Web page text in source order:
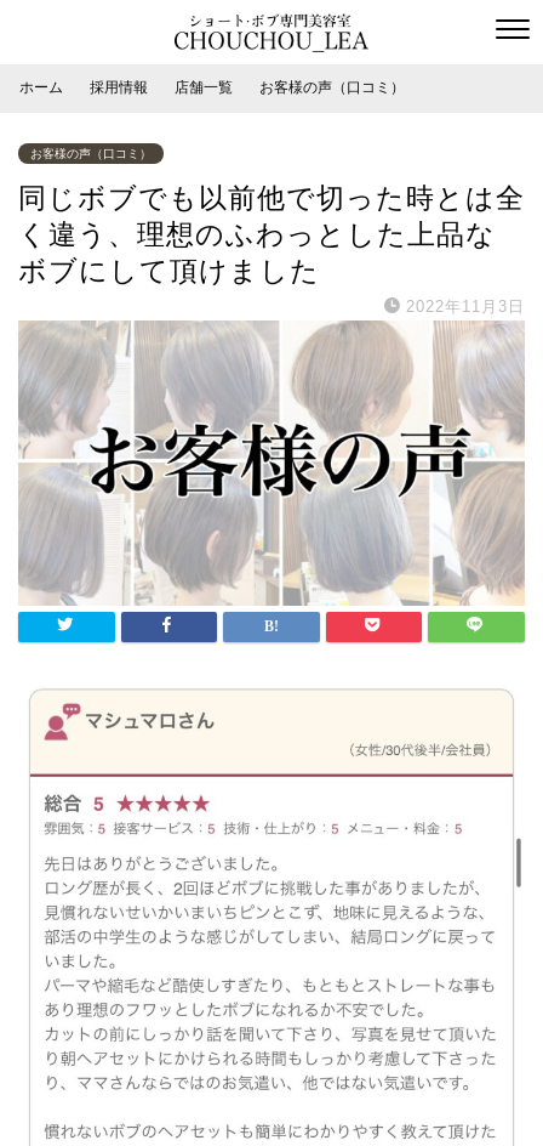
ホーム 採用情報 店舗一覧 お客様の声（口コミ）
お客様の声（口コミ）
同じボブでも以前他で切った時とは全
く違う、理想のふわっとした上品な
ボブにして頂けました
2022年11月3日